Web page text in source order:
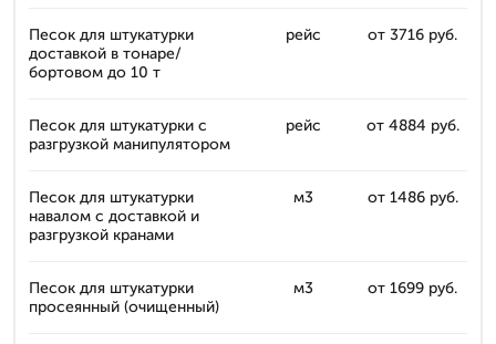
Песок для штукатурки
доставкой в тонаре/
бортовом до 10 т
рейс от 3716 руб.
Песок для штукатурки с
разгрузкой манипулятором
рейс от 4884 руб.
Песок для штукатурки
навалом с доставкой и
разгрузкой кранами
м3 от 1486 руб.
Песок для штукатурки
просеянный (очищенный)
м3 от 1699 руб.